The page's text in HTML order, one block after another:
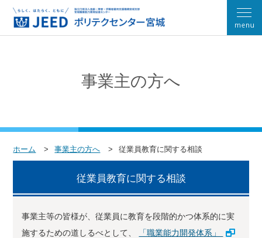
事業主の方へ
ホーム 事業主の方へ 従業員教育に関する相談
従業員教育に関する相談
事業主等の皆様が、従業員に教育を段階的かつ体系的に実
施するための道しるべとして、
「職業能力開発体系」